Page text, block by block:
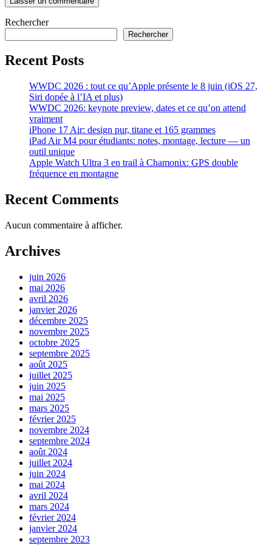
Rechercher
Rechercher
Recent Posts
WWDC 2026 : tout ce qu’Apple présente le 8 juin (iOS 27,
Siri dopée à l’IA et plus)
WWDC 2026: keynote preview, dates et ce qu’on attend
vraiment
iPhone 17 Air: design pur, titane et 165 grammes
iPad Air M4 pour étudiants: notes, montage, lecture — un
outil unique
Apple Watch Ultra 3 en trail à Chamonix: GPS double
fréquence en montagne
Recent Comments
Aucun commentaire à afficher.
Archives
juin 2026
mai 2026
avril 2026
janvier 2026
décembre 2025
novembre 2025
octobre 2025
septembre 2025
août 2025
juillet 2025
juin 2025
mai 2025
mars 2025
février 2025
novembre 2024
septembre 2024
août 2024
juillet 2024
juin 2024
mai 2024
avril 2024
mars 2024
février 2024
janvier 2024
septembre 2023